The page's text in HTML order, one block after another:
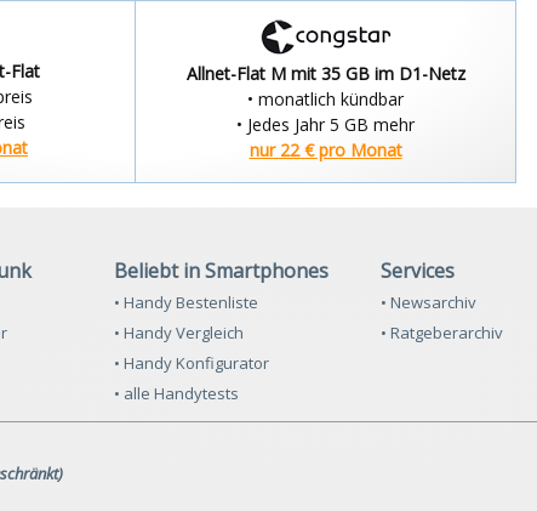
Flat
Allnet-Flat M mit 35 GB im D1-Netz
• monatlich kündbar
• Jedes Jahr 5 GB mehr
nur 22 € pro Monat
Beliebt in Smartphones
• Handy Bestenliste
• Handy Vergleich
• Handy Konfigurator
• alle Handytests
Services
• Newsarchiv
• Ratgeberarchiv